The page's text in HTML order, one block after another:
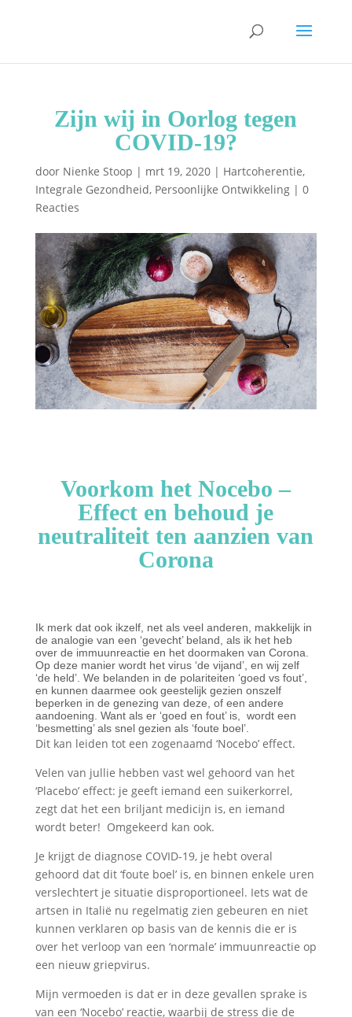
Zijn wij in Oorlog tegen
COVID-19?
door Nienke Stoop | mrt 19, 2020| Hartcoherentie,
Integrale Gezondheid, Persoonlijke Ontwikkeling| 0
Reacties
Voorkom het Nocebo –
Effect en behoud je
neutraliteit ten aanzien van
Corona
Ik merk dat ook ikzelf, net als veel anderen, makkelijk in
de analogie van een ‘gevecht’ beland, als ik het heb
over de immuunreactie en het doormaken van Corona.
Op deze manier wordt het virus ‘de vijand’, en wij zelf
‘de held’. We belanden in de polariteiten ‘goed vs fout’,
en kunnen daarmee ook geestelijk gezien onszelf
beperken in de genezing van deze, of een andere
aandoening. Want als er ‘goed en fout’ is,
wordt een
‘besmetting’ als snel gezien als ‘foute boel’.
Dit kan leiden tot een zogenaamd ‘Nocebo’ effect.
Velen van jullie hebben vast wel gehoord van het
‘Placebo’ effect: je geeft iemand een suikerkorrel,
zegt dat het een briljant medicijn is, en iemand
wordt beter! Omgekeerd kan ook.
Je krijgt de diagnose COVID-19, je hebt overal
gehoord dat dit ‘foute boel’ is, en binnen enkele uren
verslechtert je situatie disproportioneel. Iets wat de
artsen in Italië nu regelmatig zien gebeuren en niet
kunnen verklaren op basis van de kennis die er is
over het verloop van een ‘normale’ immuunreactie op
een nieuw griepvirus.
Mijn vermoeden is dat er in deze gevallen sprake is
van een ‘Nocebo’ reactie, waarbij de stress die de